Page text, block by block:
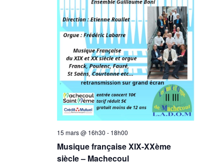
Musique française XIX-XXème
siècle – Machecoul
15 mars @ 16h30 - 18h00